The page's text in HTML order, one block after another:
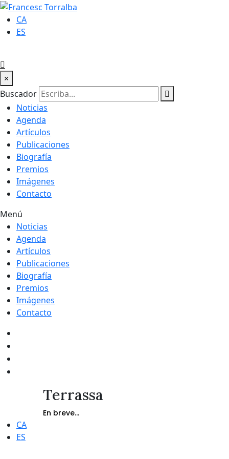
CA
ES
×
Buscador
Noticias
Agenda
Artículos
Publicaciones
Biografía
Premios
Imágenes
Contacto
Menú
Noticias
Agenda
Artículos
Publicaciones
Biografía
Premios
Imágenes
Contacto
Terrassa
En breve...
CA
ES